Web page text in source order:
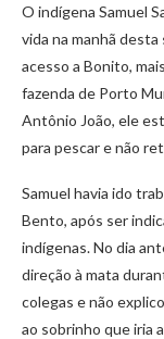
O indígena Samuel
vida na manhã
acesso a Bonito,
fazenda de Porto
Antônio João, ele
para pescar e não
Samuel havia ido
Bento, após ser
indígenas. No dia
direção à mata
colegas e não
ao sobrinho que iria